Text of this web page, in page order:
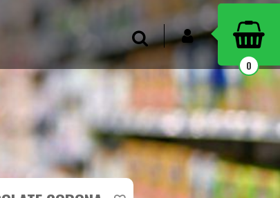
INICIAR SESIÓN
Buscar
0